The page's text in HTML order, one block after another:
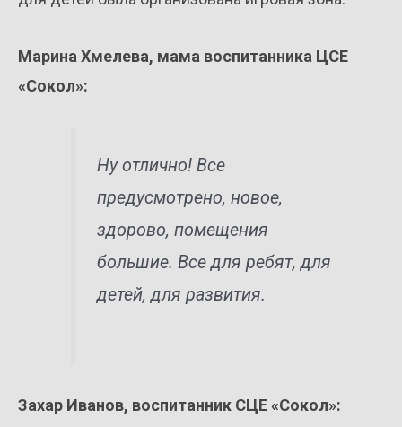
Марина Хмелева, мама воспитанника ЦСЕ
«Сокол»:
Ну отлично! Все
предусмотрено, новое,
здорово, помещения
большие. Все для ребят, для
детей, для развития.
Захар Иванов, воспитанник СЦЕ «Сокол»: